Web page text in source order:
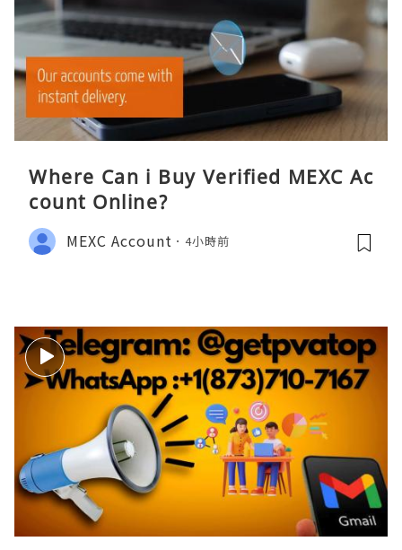
Where Can i Buy Verified MEXC Ac
count Online?
MEXC Account 4小時前